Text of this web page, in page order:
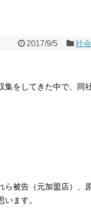
2017/9/5 社会
集をしてきた中で、同
ら被告（元加盟店）、
ます。